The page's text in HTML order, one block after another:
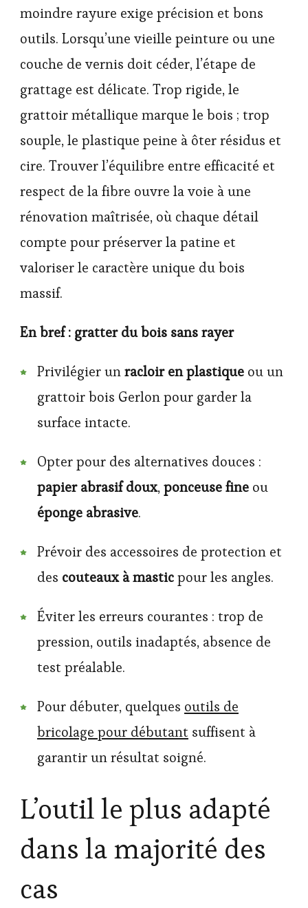
moindre rayure exige précision et bons
outils. Lorsqu’une vieille peinture ou une
couche de vernis doit céder, l’étape de
grattage est délicate. Trop rigide, le
grattoir métallique marque le bois ; trop
souple, le plastique peine à ôter résidus et
cire. Trouver l’équilibre entre efficacité et
respect de la fibre ouvre la voie à une
rénovation maîtrisée, où chaque détail
compte pour préserver la patine et
valoriser le caractère unique du bois
massif.
En bref : gratter du bois sans rayer
Privilégier unracloir en plastique ou un
grattoir bois Gerlon pour garder la
surface intacte.
Opter pour des alternatives douces :
papier abrasif doux,ponceuse fine ou
éponge abrasive.
Prévoir des accessoires de protection et
des couteaux à masticpour les angles.
Éviter les erreurs courantes : trop de
pression, outils inadaptés, absence de
test préalable.
Pour débuter, quelques outils de
bricolage pour débutant suffisent à
garantir un résultat soigné.
L’outil le plus adapté
dans la majorité des
cas